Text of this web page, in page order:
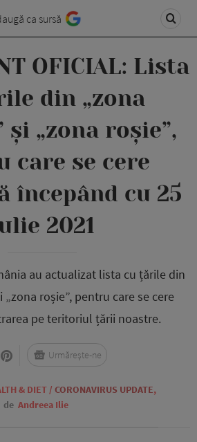
ca sursă
OFICIAL: Lista
din „zona
și „zona roșie”,
care se cere
începând cu 25
2021
au actualizat lista cu țările din
„zona roșie”, pentru care se cere
pe teritoriul țării noastre.
& DIET / CORONAVIRUS UPDATE,
de Andreea Ilie
Urmărește-ne